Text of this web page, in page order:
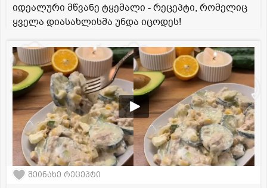
იდეალური მწვანე ტყემალი - რეცეპტი, რომელიც
ყველა დიასახლისმა უნდა იცოდეს!
შეინახე რეცეპტი